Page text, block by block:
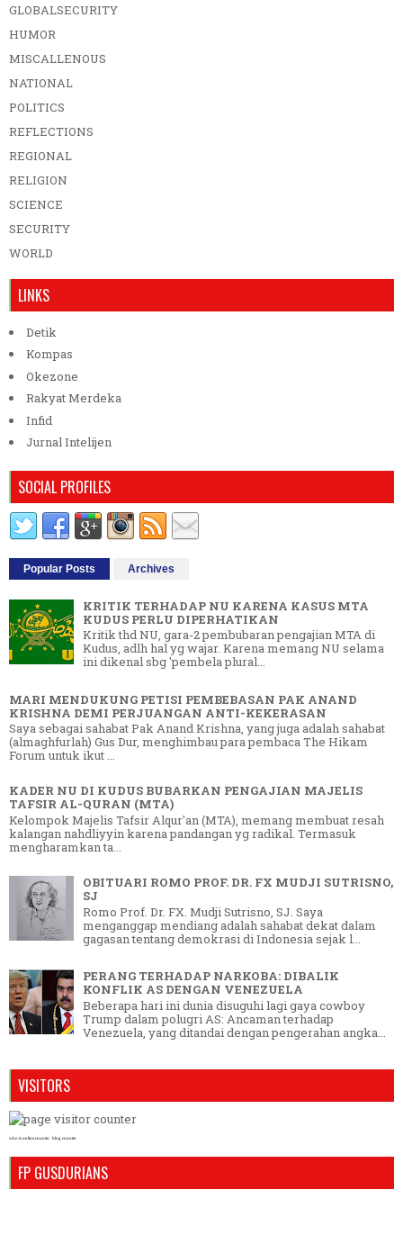
GLOBALSECURITY
HUMOR
MISCALLENOUS
NATIONAL
POLITICS
REFLECTIONS
REGIONAL
RELIGION
SCIENCE
SECURITY
WORLD
LINKS
Detik
Kompas
Okezone
Rakyat Merdeka
Infid
Jurnal Intelijen
SOCIAL PROFILES
Popular Posts Archives
KRITIK TERHADAP NU KARENA KASUS MTA
KUDUS PERLU DIPERHATIKAN
Kritik thd NU, gara-2 pembubaran pengajian MTA di
Kudus, adlh hal yg wajar. Karena memang NU selama
ini dikenal sbg 'pembela plural...
MARI MENDUKUNG PETISI PEMBEBASAN PAK ANAND
KRISHNA DEMI PERJUANGAN ANTI-KEKERASAN
Saya sebagai sahabat Pak Anand Krishna, yang juga adalah sahabat
(almaghfurlah) Gus Dur, menghimbau para pembaca The Hikam
Forum untuk ikut ...
KADER NU DI KUDUS BUBARKAN PENGAJIAN MAJELIS
TAFSIR AL-QURAN (MTA)
Kelompok Majelis Tafsir Alqur'an (MTA), memang membuat resah
kalangan nahdliyyin karena pandangan yg radikal. Termasuk
mengharamkan ta...
OBITUARI ROMO PROF. DR. FX MUDJI SUTRISNO,
SJ
Romo Prof. Dr. FX. Mudji Sutrisno, SJ. Saya
menganggap mendiang adalah sahabat dekat dalam
gagasan tentang demokrasi di Indonesia sejak l...
PERANG TERHADAP NARKOBA: DIBALIK
KONFLIK AS DENGAN VENEZUELA
Beberapa hari ini dunia disuguhi lagi gaya cowboy
Trump dalam polugri AS: Ancaman terhadap
Venezuela, yang ditandai dengan pengerahan angka...
VISITORS
who is online counter blog counter
FP GUSDURIANS